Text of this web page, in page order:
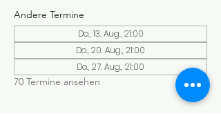
Andere Termine
Do., 13. Aug., 21:00
Do., 20. Aug., 21:00
Do., 27. Aug., 21:00
70 Termine ansehen